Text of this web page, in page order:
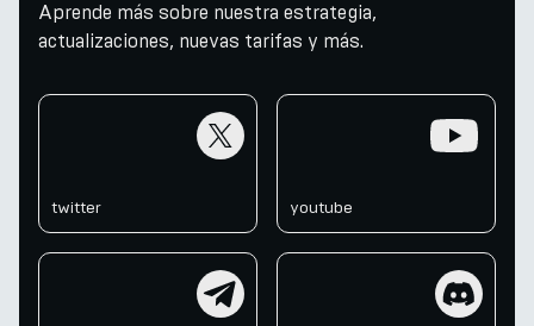
Aprende más sobre nuestra estrategia,
actualizaciones, nuevas tarifas y más.
twitter youtube